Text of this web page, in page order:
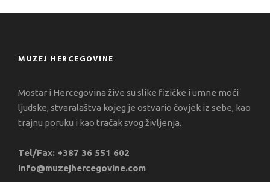
MUZEJ HERCEGOVINE
Mostar i Hercegovina žive su slike fizičke i umne moći
ljudske, stvaralaštva kojeg je ostvario čovjek iz sebe, kao
trajnu poruku i kao tračak svog življenja.
Tel/Fax: +387 36 551 602
info@muzejhercegovine.com